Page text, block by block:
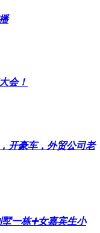
会！
开豪车，外贸公司老
一栋➕女嘉宾生小